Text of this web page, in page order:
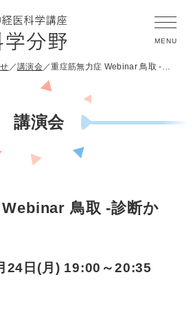
講演会 重症筋無力症 Webinar 鳥取 -診断から治療まで
講演会
鳥取 -診断か
24日(月) 19:00～20:35